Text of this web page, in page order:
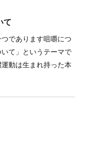
て
であります咀嚼につ
て」というテーマで
動は生まれ持った本